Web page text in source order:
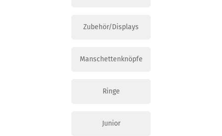
Zubehör/Displays
Manschettenknöpfe
Ringe
Junior